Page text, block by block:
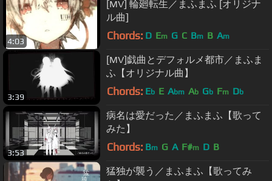
4:03
[MV] 輪廻転生／まふまふ [オリジナ
ル曲]
Chords: D Em G C Bm B Am
3:39
[MV]戯曲とデフォルメ都市／まふま
ふ【オリジナル曲】
Chords: Eb E Abm Ab Gb Fm Db
3:53
病名は愛だった／まふまふ【歌って
みた】
Chords: Bm G A F#m D B
猛独が襲う／まふまふ【歌ってみ